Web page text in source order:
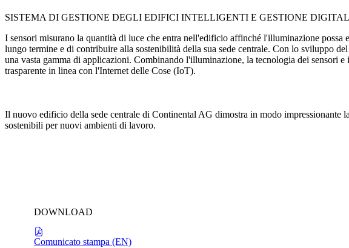
SISTEMA DI GESTIONE DEGLI EDIFICI INTELLIGENTI E GESTIONE
I sensori misurano la quantità di luce che entra nell'edificio affinché l'illuminazione possa
lungo termine e di contribuire alla sostenibilità della sua sede centrale. Con lo sviluppo
una vasta gamma di applicazioni. Combinando l'illuminazione, la tecnologia dei
trasparente in linea con l'Internet delle Cose (IoT).
Il nuovo edificio della sede centrale di Continental AG dimostra in modo
sostenibili per nuovi ambienti di lavoro.
DOWNLOAD
Comunicato stampa (EN)